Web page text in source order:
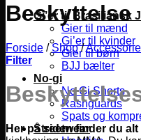
Gi’er til Brasiliansk
Gier til mænd
Gi’er til kvinder
Gier til børn
BJJ bælter
No-gi
No Gi Shorts
Rashguards
Spats og
Streetwear
Beskyttelse
Forside / Shop /
Filter
Her på siden finder du